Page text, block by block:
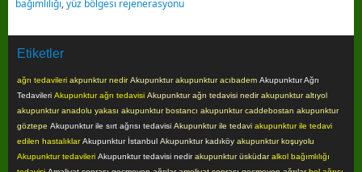
ağrı tedavileri
akupunktur anadolu yakası akupunktur bostancı akupunktur caddebostan akupunktur
göztepe Akupunktur ile sırt ağrısı tedavisi Akupunktur ile tedavi akupunktur ile tedavi
edilen hastalıklar Akupunktur İstanbul Akupunktur kadıköy akupunktur koşuyolu
Akupunktur tedavileri Akupunktur tedavisi nedir akupunktur üsküdar alkol bağımlılığı
tedavisi Amaliyat sonrası geçmeyen ağrılar ameliyat sonrası geçmeyen ağrılar bel ağrısı
tedavisi diabet diş ağrısı Genel kilo verme Kozmetik akupunktur Mesoterapi migren